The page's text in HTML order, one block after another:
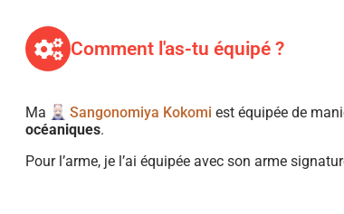
Comment l'as-tu équipé ?
Ma Sangonomiya Kokomi est équipée de
océaniques.
Pour l’arme, je l’ai équipée avec son arme